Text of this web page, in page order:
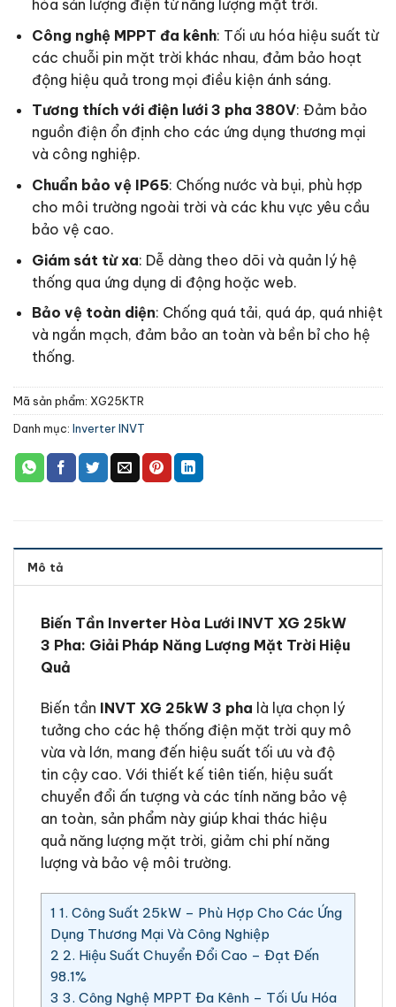
hóa sản lượng điện từ năng lượng mặt trời.
Công nghệ MPPT đa kênh: Tối ưu hóa hiệu suất từ
các chuỗi pin mặt trời khác nhau, đảm bảo hoạt
động hiệu quả trong mọi điều kiện ánh sáng.
Tương thích với điện lưới 3 pha 380V: Đảm bảo
nguồn điện ổn định cho các ứng dụng thương mại
và công nghiệp.
Chuẩn bảo vệ IP65: Chống nước và bụi, phù hợp
cho môi trường ngoài trời và các khu vực yêu cầu
bảo vệ cao.
Giám sát từ xa: Dễ dàng theo dõi và quản lý hệ
thống qua ứng dụng di động hoặc web.
Bảo vệ toàn diện: Chống quá tải, quá áp, quá nhiệt
và ngắn mạch, đảm bảo an toàn và bền bỉ cho hệ
thống.
Mã sản phẩm: XG25KTR
Danh mục: Inverter INVT
Mô tả
Biến Tần Inverter Hòa Lưới INVT XG 25kW
3 Pha: Giải Pháp Năng Lượng Mặt Trời Hiệu
Quả
Biến tần INVT XG 25kW 3 pha là lựa chọn lý
tưởng cho các hệ thống điện mặt trời quy mô
vừa và lớn, mang đến hiệu suất tối ưu và độ
tin cậy cao. Với thiết kế tiên tiến, hiệu suất
chuyển đổi ấn tượng và các tính năng bảo vệ
an toàn, sản phẩm này giúp khai thác hiệu
quả năng lượng mặt trời, giảm chi phí năng
lượng và bảo vệ môi trường.
1 1. Công Suất 25kW – Phù Hợp Cho Các Ứng
Dụng Thương Mại Và Công Nghiệp
2 2. Hiệu Suất Chuyển Đổi Cao – Đạt Đến
98.1%
3 3. Công Nghệ MPPT Đa Kênh – Tối Ưu Hóa